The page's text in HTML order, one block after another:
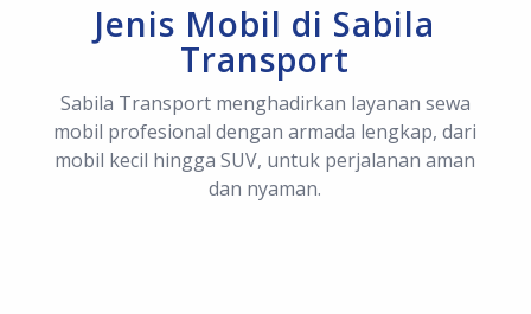
Jenis Mobil di Sabila
Transport
Sabila Transport menghadirkan layanan sewa
mobil profesional dengan armada lengkap, dari
mobil kecil hingga SUV, untuk perjalanan aman
dan nyaman.